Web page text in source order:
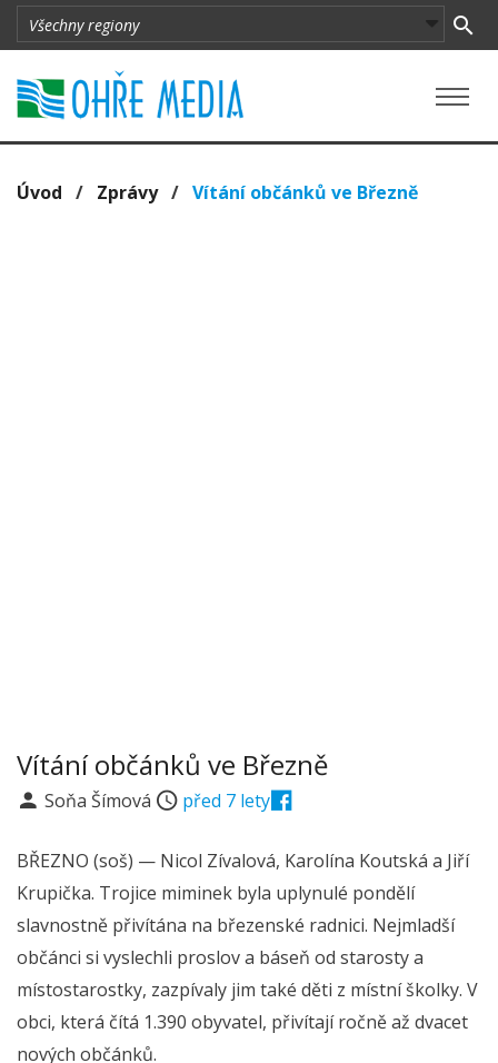
Úvod / Zprávy/ Vítání občánků ve Březně
Vítání občánků ve Březně
Soňa Šímová před 7 lety
BŘEZNO (soš) — Nicol Zívalová, Karolína Koutská a Jiří
Krupička. Trojice miminek byla uplynulé pondělí
slavnostně přivítána na březenské radnici. Nejmladší
občánci si vyslechli proslov a báseň od starosty a
místostarostky, zazpívaly jim také děti z místní školky. V
obci, která čítá 1.390 obyvatel, přivítají ročně až dvacet
nových občánků.